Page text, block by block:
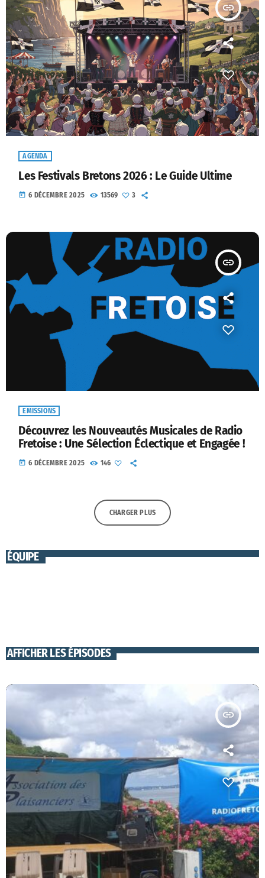
insert_link
AGENDA
Les Festivals Bretons 2026 : Le Guide Ultime
today 6 DÉCEMBRE 2025 13569 3
insert_link
EMISSIONS
Découvrez les Nouveautés Musicales de Radio
Fretoise : Une Sélection Éclectique et Engagée !
today 6 DÉCEMBRE 2025 146
CHARGER PLUS
ÉQUIPE
AFFICHER LES ÉPISODES
insert_link